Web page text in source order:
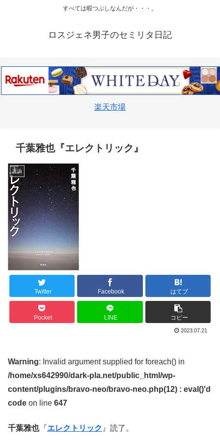
すべては暇つぶしなんだが・・・。
ロスジェネ男子のセミリタ日記
楽天市場
千葉雅也『エレクトリック』
評論
Twitter Facebook はてブ
Pocket LINE コピー
2023.07.21
Warning: Invalid argument supplied for foreach() in
/home/xs642990/dark-pla.net/public_html/wp-
content/plugins/bravo-neo/bravo-neo.php(12) : eval()'d
code on line 647
千葉雅也『エレクトリック 』読了。